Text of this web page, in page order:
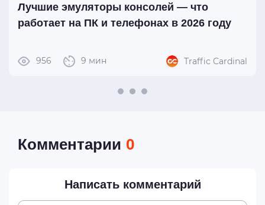
Лучшие эмуляторы консолей — что
работает на ПК и телефонах в 2026 году
956 9 мин Traffic Cardinal
Комментарии 0
Написать комментарий